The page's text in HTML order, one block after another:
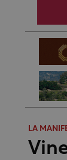
LA